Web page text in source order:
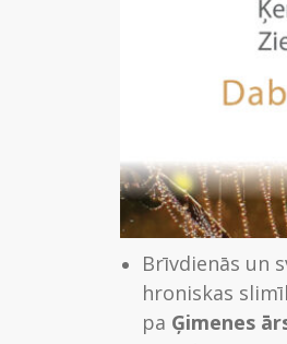
Brīvdienās un
hroniskas
pa Ģimenes